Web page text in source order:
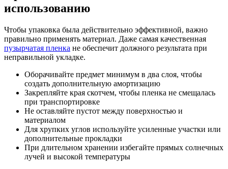
использованию
Чтобы упаковка была действительно эффективной, важно
правильно применять материал. Даже самая качественная
пузырчатая пленка не обеспечит должного результата при
неправильной укладке.
Оборачивайте предмет минимум в два слоя, чтобы
создать дополнительную амортизацию
Закрепляйте края скотчем, чтобы пленка не смещалась
при транспортировке
Не оставляйте пустот между поверхностью и
материалом
Для хрупких углов используйте усиленные участки или
дополнительные прокладки
При длительном хранении избегайте прямых солнечных
лучей и высокой температуры